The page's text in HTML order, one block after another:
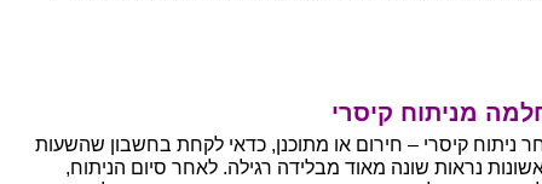
מניתוח קיסרי
ניתוח קיסרי – חירום או מתוכנן, כדאי לקחת בחשבון שהשעות
נראות שונה מאוד מבלידה רגילה. לאחר סיום הניתוח,